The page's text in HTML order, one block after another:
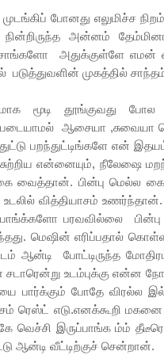
முடங்கிப் போனது எலுமிச்ச
நின்றிருந்த அன்னம்
அதுக்குள்ளே எமன்
முகத்தில்
மூடி தூங்குவது
ஆசையா
பறந்துட்டிங்களே என்
என்னையும், நீலேஷை
வைத்தான். பின்பு மெல்ல
வித்தியாசம்
பரவவில்லை
மெஷின் எரிப்பதால்
ஆன்டி போட்டிருந்த
உடம்புக்கு என்ன
பார்க்கும் போதே விரல்ல
ரெஸ்ட் எடு.எனக்கூறி
வெச்சி இருப்பாங்க
ஆன்டி வீட்டிற்குச் சென்றான்.